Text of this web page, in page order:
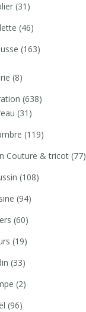
(31)
(46)
(163)
(8)
(638)
(31)
(119)
Couture & tricot (77)
(108)
(94)
(60)
(19)
(33)
(2)
(96)